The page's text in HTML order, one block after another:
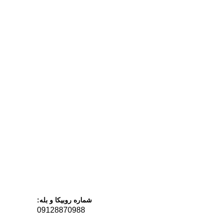
شماره روبیکا و بله:
09128870988